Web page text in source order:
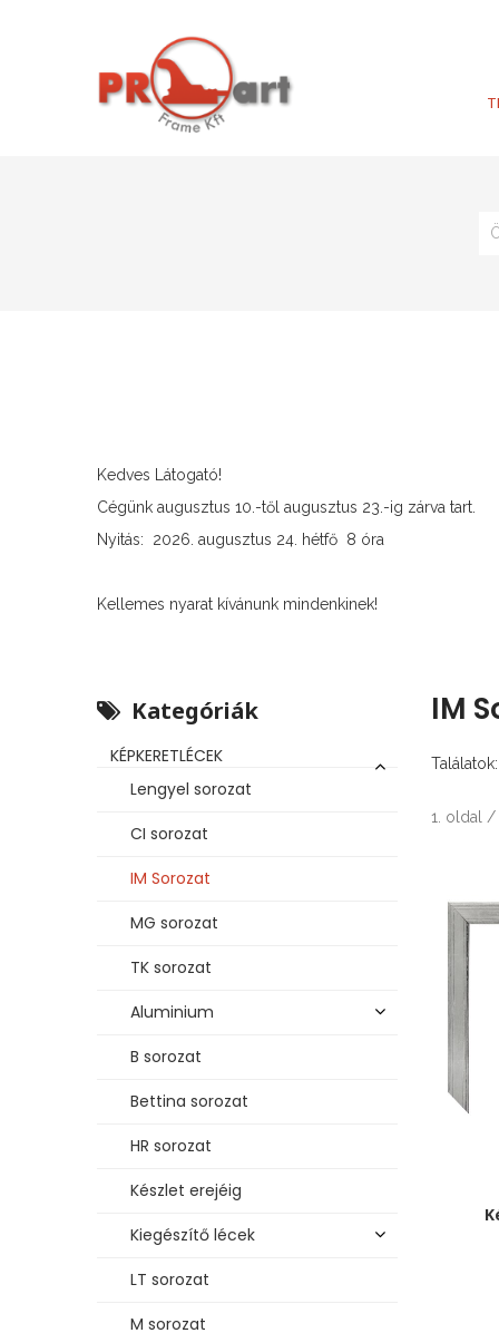
Kedves Látogató!
Cégünk augusztus 10.-től augusztus 23.-ig zárva tart.
Nyitás: 2026. augusztus 24. hétfő 8 óra
Kellemes nyarat kívánunk mindenkinek!
IM
1. oldal /
Kategóriák
KÉPKERETLÉCEK
Lengyel sorozat
CI sorozat
IM Sorozat
MG sorozat
TK sorozat
Aluminium
B sorozat
Bettina sorozat
HR sorozat
Készlet erejéig
Kiegészítő lécek
LT sorozat
M sorozat